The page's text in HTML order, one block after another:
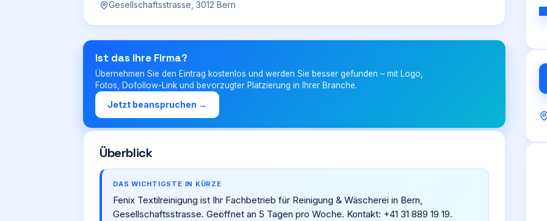
Gesellschaftsstrasse, 3012 Bern
Ist das Ihre Firma?
Übernehmen Sie den Eintrag kostenlos und werden Sie besser gefunden – mit Logo,
Fotos, Dofollow-Link und bevorzugter Platzierung in Ihrer Branche.
Jetzt beanspruchen →
Überblick
DAS WICHTIGSTE IN KÜRZE
Fenix Textilreinigung ist Ihr Fachbetrieb für Reinigung & Wäscherei in Bern,
Gesellschaftsstrasse. Geöffnet an 5 Tagen pro Woche. Kontakt: +41 31 889 19 19.